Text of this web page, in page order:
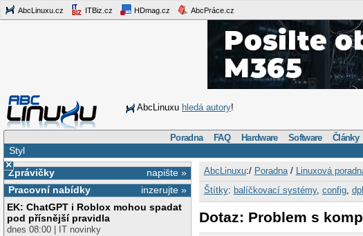
AbcLinuxu.cz ITBiz.cz HDmag.cz AbcPráce.cz
AbcLinuxu hledá autory!
Poradna FAQ Hardware Software Články
Styl
×
napište »
Zprávičky
inzerujte »
Pracovní nabídky
EK: ChatGPT i Roblox mohou spadat
pod přísnější pravidla
dnes 08:00 | IT novinky
AbcLinuxu:/ Poradna/ Linuxová
Štítky: balíčkovací systémy, config,
Dotaz: Problem s